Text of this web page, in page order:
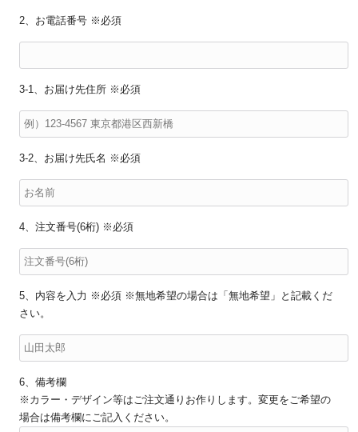
2、お電話番号 ※必須
3-1、お届け先住所 ※必須
3-2、お届け先氏名 ※必須
4、注文番号(6桁) ※必須
5、内容を入力 ※必須 ※無地希望の場合は「無地希望」と記載くだ
さい。
6、備考欄
※カラー・デザイン等はご注文通りお作りします。変更をご希望の
場合は備考欄にご記入ください。